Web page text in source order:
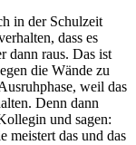
in der Schulzeit
dass es
dann raus. Das ist
die Wände zu
weil das
Denn dann
und sagen:
meistert das und das